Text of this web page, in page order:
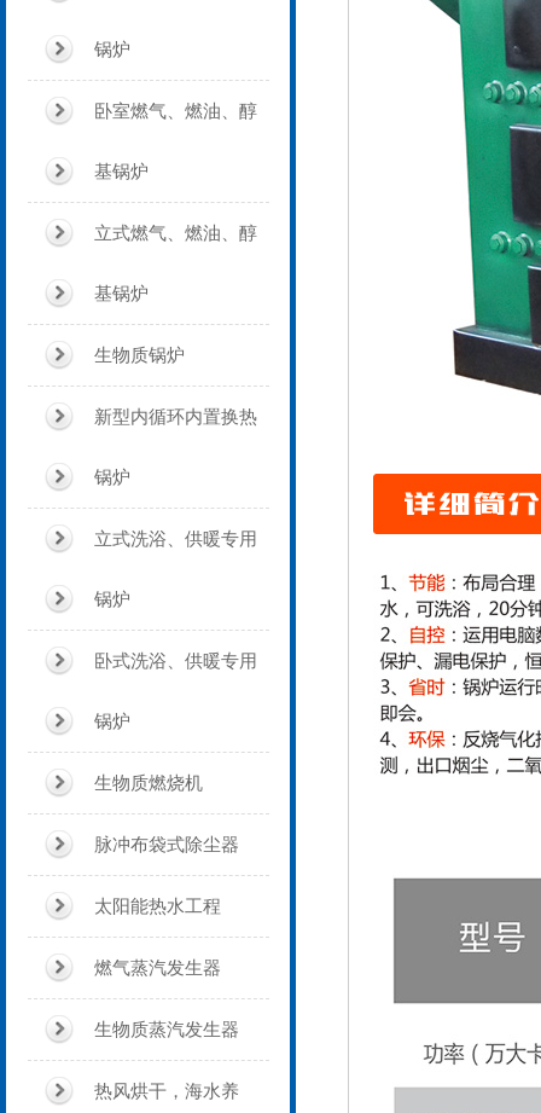
锅炉
卧室燃气、燃油、醇
基锅炉
立式燃气、燃油、醇
基锅炉
生物质锅炉
新型内循环内置换热
锅炉
立式洗浴、供暖专用
锅炉
卧式洗浴、供暖专用
锅炉
生物质燃烧机
脉冲布袋式除尘器
太阳能热水工程
燃气蒸汽发生器
生物质蒸汽发生器
热风烘干，海水养